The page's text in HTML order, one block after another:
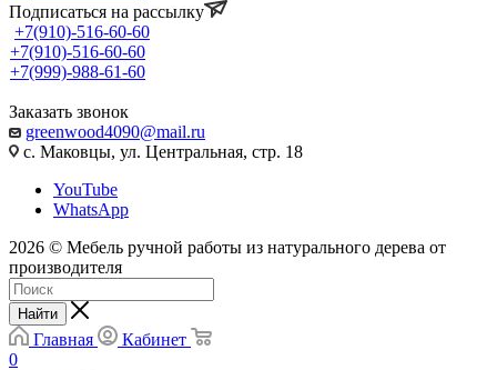
Подписаться на рассылку
+7(910)-516-60-60
+7(910)-516-60-60
+7(999)-988-61-60
Заказать звонок
greenwood4090@mail.ru
с. Маковцы, ул. Центральная, стр. 18
YouTube
WhatsApp
2026 © Мебель ручной работы из натурального дерева от
производителя
Найти
Главная
Кабинет
0